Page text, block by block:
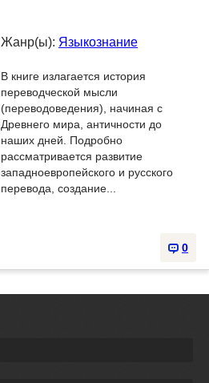
Жанр(ы): Языкознание
В книге излагается история
переводческой мысли
(переводоведения), начиная с
Древнего мира, античности до
наших дней. Подробно
рассматривается развитие
западноевропейского и русского
перевода, создание...
0